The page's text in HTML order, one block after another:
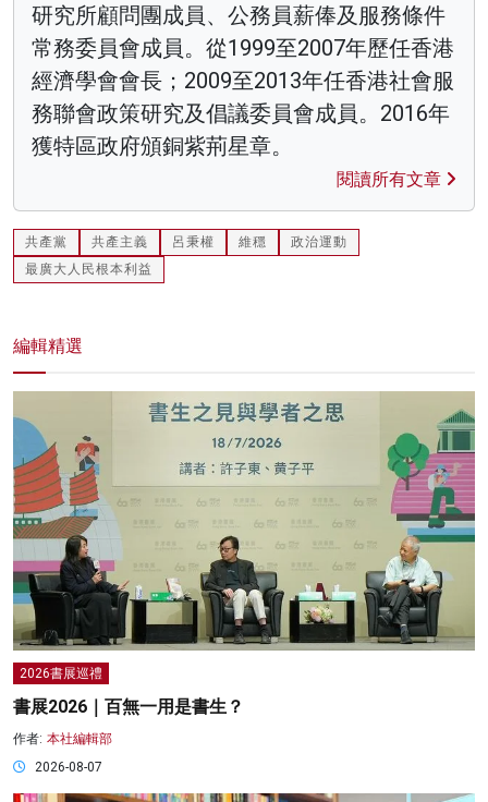
研究所顧問團成員、公務員薪俸及服務條件
常務委員會成員。從1999至2007年歷任香港
經濟學會會長；2009至2013年任香港社會服
務聯會政策研究及倡議委員會成員。2016年
獲特區政府頒銅紫荊星章。
閱讀所有文章
共產黨 共產主義 呂秉權 維穩
政治運動
最廣大人民根本利益
編輯精選
2026書展巡禮
書展2026｜百無一用是書生？
作者: 本社編輯部
2026-08-07